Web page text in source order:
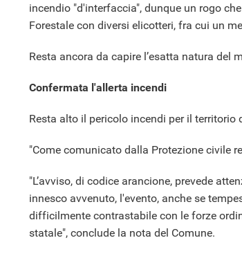
incendio "d'interfaccia", dunque un rogo
Forestale con diversi elicotteri, fra cui un
Resta ancora da capire l’esatta natura del
Confermata l'allerta incendi
Resta alto il pericolo incendi per il
"Come comunicato dalla Protezione civile
"L’avviso, di codice arancione, prevede
innesco avvenuto, l'evento, anche se
difficilmente contrastabile con le forze
statale", conclude la nota del Comune.